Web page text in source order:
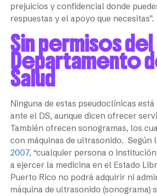
prejuicios y confidencial donde
respuestas y el apoyo que necesitas”.
Sin permisos del
Departamento
Salud
Ninguna de estas pseudoclínicas
ante el DS, aunque dicen ofrecer
También ofrecen sonogramas, los
con máquinas de ultrasonido. Según
2007, “cualquier persona o
a ejercer la medicina en el Estado
Puerto Rico no podrá adquirir ni
máquina de ultrasonido (sonograma)